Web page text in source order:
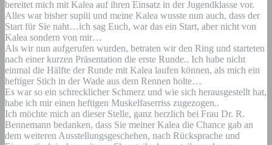
bereitet mich mit Kalea auf ihren Einsatz in der Jugendklasse vor.
Alles war bisher supiii und meine Kalea wusste nun auch, dass der
Start für Sie naht…ich sag Euch, war das ein Start, aber nicht von
Kalea sondern von mir…
Als wir nun aufgerufen wurden, betraten wir den Ring und starteten
nach einer kurzen Präsentation die erste Runde.. Ich habe nicht
einmal die Hälfte der Runde mit Kalea laufen können, als mich ein
heftiger Stich in der Wade aus dem Rennen holte…
Es war so ein schrecklicher Schmerz und wie sich herausgestellt hat,
habe ich mir einen heftigen Muskelfaserriss zugezogen..
Ich möchte mich an dieser Stelle, ganz herzlich bei Frau Dr. R.
Bennemann bedanken, dass Sie meiner Kalea die Chance gab an
dem weiteren Ausstellungsgeschehen, nach Rücksprache und